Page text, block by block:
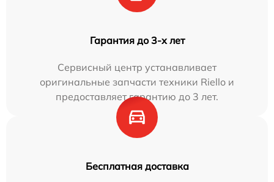
Гарантия до 3-х лет
Сервисный центр устанавливает
оригинальные запчасти техники Riello и
предоставляет гарантию до 3 лет.
Бесплатная доставка